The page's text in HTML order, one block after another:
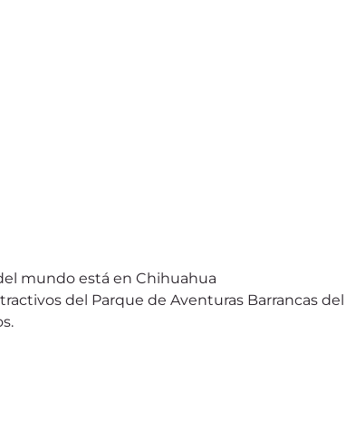
mundo está en Chihuahua
del Parque de Aventuras Barrancas